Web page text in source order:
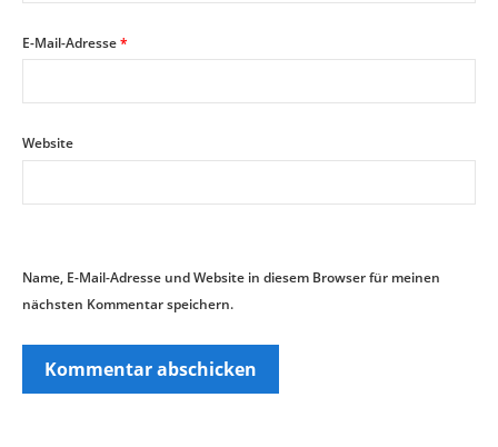
E-Mail-Adresse*
Website
Name, E-Mail-Adresse und Website in diesem Browser für meinen
nächsten Kommentar speichern.